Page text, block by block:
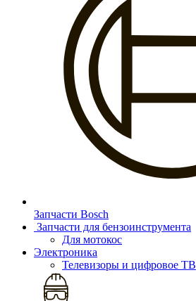
Запчасти Bosch
Запчасти для бензоинструмента
Для мотокос
Электроника
Телевизоры и цифровое ТВ